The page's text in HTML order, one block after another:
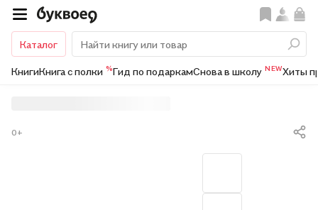
Каталог
КнигиКнига с полки %Гид по подаркамСнова в школу NEWХиты
0+